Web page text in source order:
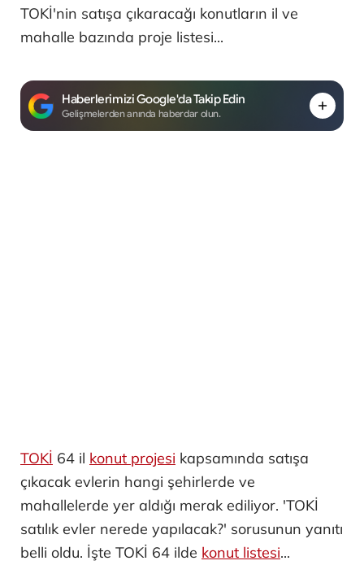
TOKİ'nin satışa çıkaracağı konutların il ve
mahalle bazında proje listesi...
Haberlerimizi Google'da Takip Edin
Gelişmelerden anında haberdar olun.
TOKİ 64 il konut projesi kapsamında satışa
çıkacak evlerin hangi şehirlerde ve
mahallelerde yer aldığı merak ediliyor. 'TOKİ
satılık evler nerede yapılacak?' sorusunun yanıtı
belli oldu. İşte TOKİ 64 ilde konut listesi...